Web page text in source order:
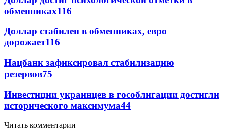
обменниках116
Доллар стабилен в обменниках, евро
дорожает116
Нацбанк зафиксировал стабилизацию
резервов75
Инвестиции украинцев в гособлигации достигли
исторического максимума44
Читать комментарии